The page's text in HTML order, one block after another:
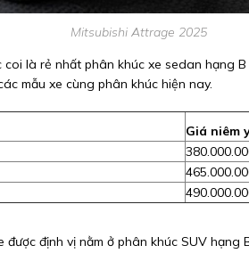
Mitsubishi Attrage 2025
là rẻ nhất phân khúc xe sedan hạng
mẫu xe cùng phân khúc hiện nay.
Giá niêm
định vị nằm ở phân khúc SUV